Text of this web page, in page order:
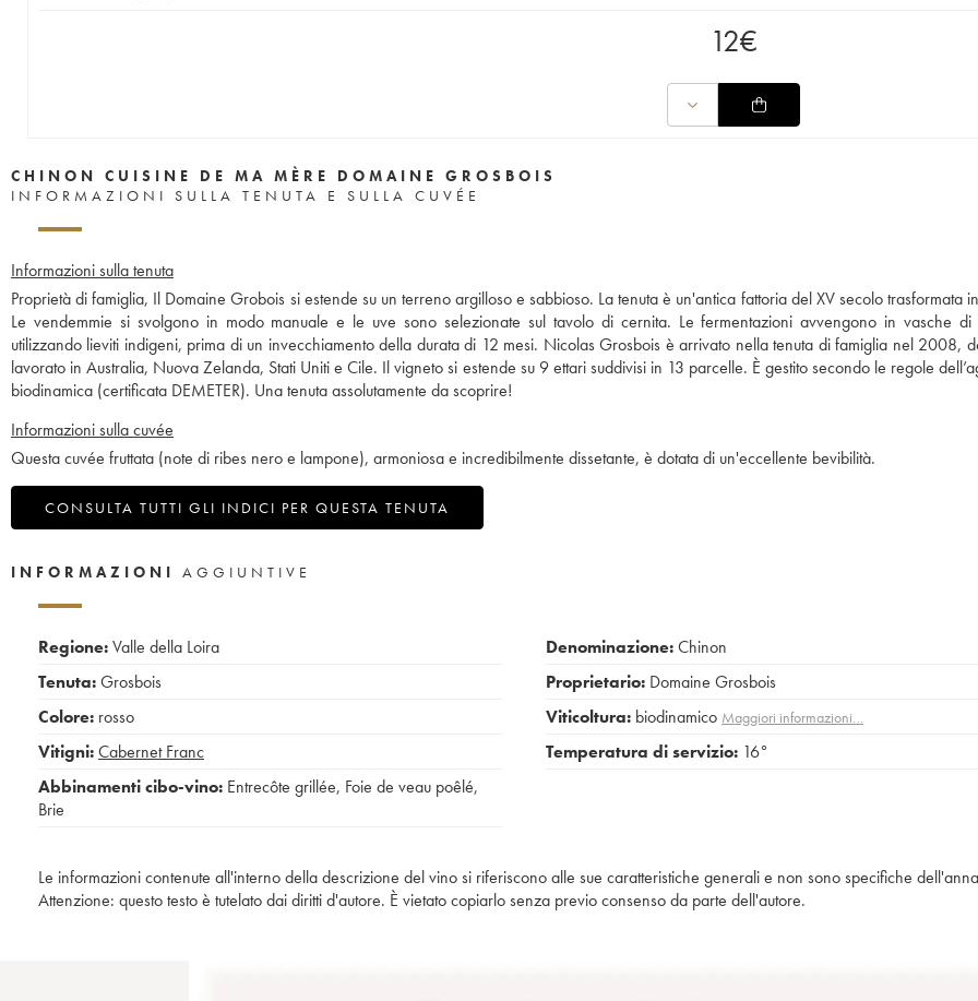
12€
CHINON CUISINE DE MA MÈRE DOMAINE GROSBOIS
INFORMAZIONI SULLA TENUTA E SULLA CUVÉE
Informazioni sulla tenuta
Proprietà di famiglia, Il Domaine Grobois si estende su un terreno argilloso e sabbioso. La tenuta è un'antica fattoria del XV secolo trasformata
Le vendemmie si svolgono in modo manuale e le uve sono selezionate sul tavolo di cernita. Le fermentazioni avvengono in vasche di
utilizzando lieviti indigeni, prima di un invecchiamento della durata di 12 mesi. Nicolas Grosbois è arrivato nella tenuta di famiglia nel 2008,
lavorato in Australia, Nuova Zelanda, Stati Uniti e Cile. Il vigneto si estende su 9 ettari suddivisi in 13 parcelle. È gestito secondo le regole
biodinamica (certificata DEMETER). Una tenuta assolutamente da scoprire!
Informazioni sulla cuvée
Questa cuvée fruttata (note di ribes nero e lampone), armoniosa e incredibilmente dissetante, è dotata di un'eccellente bevibilità.
CONSULTA TUTTI GLI INDICI PER QUESTA TENUTA
INFORMAZIONI AGGIUNTIVE
Regione:Valle della Loira
Tenuta:Grosbois
Colore: rosso
Vitigni:Cabernet Franc
Abbinamenti cibo-vino: Entrecôte grillée, Foie de veau poêlé,
Brie
Denominazione:Chinon
Proprietario: Domaine Grosbois
Viticoltura: biodinamico Maggiori informazioni…
Temperatura di servizio: 16°
Le informazioni contenute all'interno della descrizione del vino si riferiscono alle sue caratteristiche generali e non sono specifiche
Attenzione: questo testo è tutelato dai diritti d'autore. È vietato copiarlo senza previo consenso da parte dell'autore.